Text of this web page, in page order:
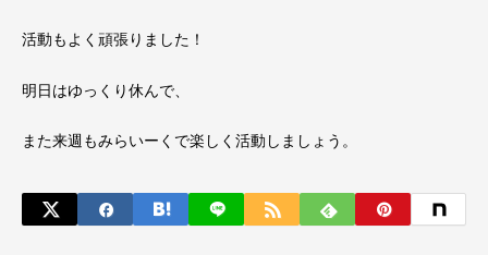
活動もよく頑張りました！
明日はゆっくり休んで、
また来週もみらいーくで楽しく活動しましょう。